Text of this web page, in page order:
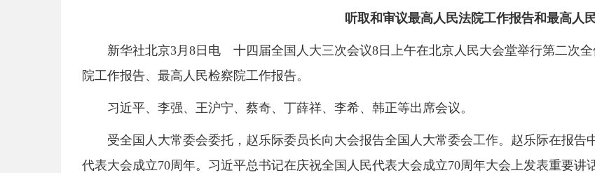
听取和审议最高人民法院工作报告和最高人
新华社北京3月8日电 十四届全国人大三次会议8日上午在北京人民大会堂举行第二次
院工作报告、最高人民检察院工作报告。
习近平、李强、王沪宁、蔡奇、丁薛祥、李希、韩正等出席会议。
受全国人大常委会委托，赵乐际委员长向大会报告全国人大常委会工作。赵乐际在报告
代表大会成立70周年。习近平总书记在庆祝全国人民代表大会成立70周年大会上发表重要